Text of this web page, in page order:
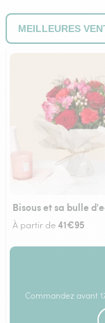
Bisous et sa bulle
À partir de41€95
Commandez avant